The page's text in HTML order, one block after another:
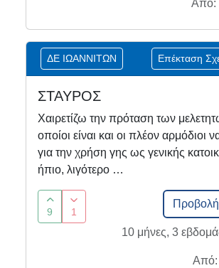
Από:
ΔΕ ΙΩΑΝΝΙΤΩΝ Επέκταση
ΣΤΑΥΡΟΣ
Χαιρετίζω την πρόταση των
οποίοι είναι και οι πλέον αρμόδιοι
για την χρήση γης ως γενικής
ήπιο, λιγότερο …
9 1
10 μήνες, 3